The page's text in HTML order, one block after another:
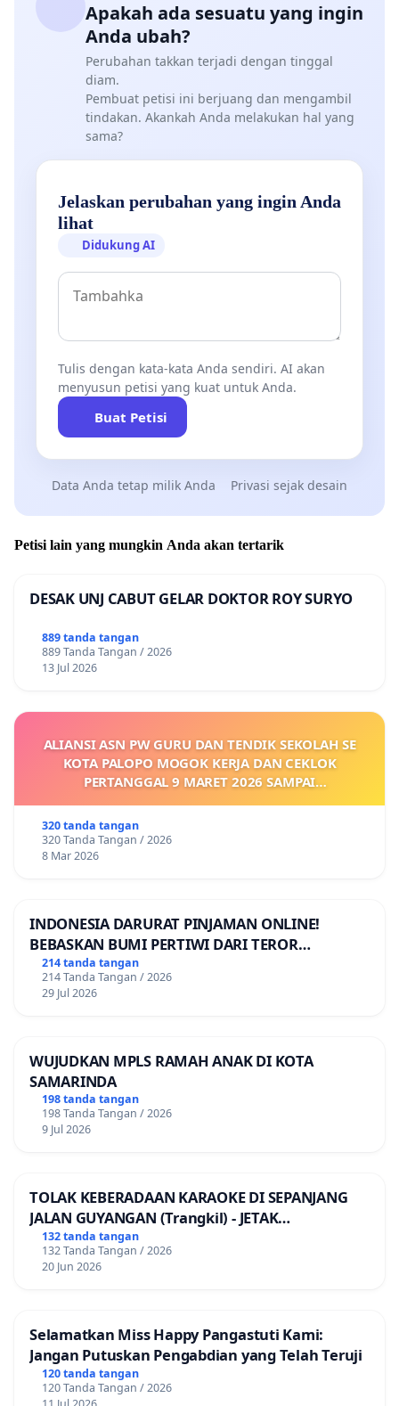
Apakah ada sesuatu yang ingin
Anda ubah?
Perubahan takkan terjadi dengan tinggal
diam.
Pembuat petisi ini berjuang dan mengambil
tindakan. Akankah Anda melakukan hal yang
sama?
Jelaskan perubahan yang ingin Anda
lihat
Didukung AI
Tulis dengan kata-kata Anda sendiri. AI akan
menyusun petisi yang kuat untuk Anda.
Buat Petisi
Data Anda tetap milik Anda Privasi sejak desain
Petisi lain yang mungkin Anda akan tertarik
DESAK UNJ CABUT GELAR DOKTOR ROY SURYO
889 tanda tangan
889 Tanda Tangan / 2026
13 Jul 2026
ALIANSI ASN PW GURU DAN TENDIK SEKOLAH SE
KOTA PALOPO MOGOK KERJA DAN CEKLOK
PERTANGGAL 9 MARET 2026 SAMPAI
KEJELASAN SUMBER GAJI POKOK
320 tanda tangan
320 Tanda Tangan / 2026
8 Mar 2026
INDONESIA DARURAT PINJAMAN ONLINE!
BEBASKAN BUMI PERTIWI DARI TEROR
PINJAMAN ONLINE! TUTUP PINJOL!
214 tanda tangan
214 Tanda Tangan / 2026
29 Jul 2026
WUJUDKAN MPLS RAMAH ANAK DI KOTA
SAMARINDA
198 tanda tangan
198 Tanda Tangan / 2026
9 Jul 2026
TOLAK KEBERADAAN KARAOKE DI SEPANJANG
JALAN GUYANGAN (Trangkil) - JETAK
(Wedarijaksa) Kab. PATI
132 tanda tangan
132 Tanda Tangan / 2026
20 Jun 2026
Selamatkan Miss Happy Pangastuti Kami:
Jangan Putuskan Pengabdian yang Telah Teruji
120 tanda tangan
120 Tanda Tangan / 2026